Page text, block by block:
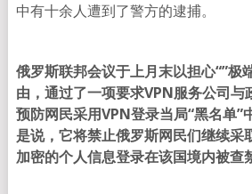
中有十余人遭到了警方的逮捕。
俄罗斯联邦会议于上月末以担心“”极
由，通过了一项要求VPN服务公司与
预防网民采用VPN登录当局“黑名单”
是说，它将禁止俄罗斯网民们继续采
加密的个人信息登录在该国境内被查